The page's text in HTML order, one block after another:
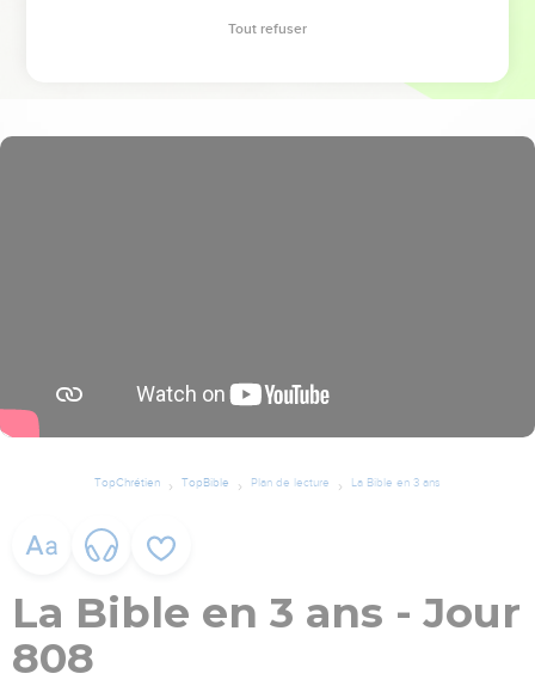
TopChrétien TopBible Plan de lecture La Bible en 3 ans
La Bible en 3 ans - Jour
808
Tout refuser